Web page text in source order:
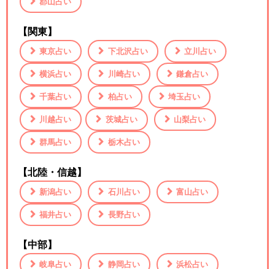
【関東】
東京占い 下北沢占い 立川占い
横浜占い 川崎占い 鎌倉占い
千葉占い 柏占い 埼玉占い
川越占い 茨城占い 山梨占い
群馬占い 栃木占い
【北陸・信越】
新潟占い 石川占い 富山占い
福井占い 長野占い
【中部】
岐阜占い 静岡占い 浜松占い